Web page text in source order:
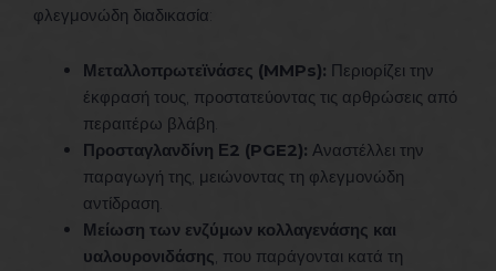
φλεγμονώδη διαδικασία:
Μεταλλοπρωτεϊνάσες (MMPs): Περιορίζει την
έκφρασή τους, προστατεύοντας τις αρθρώσεις από
περαιτέρω βλάβη.
Προσταγλανδίνη Ε2 (PGE2): Αναστέλλει την
παραγωγή της, μειώνοντας τη φλεγμονώδη
αντίδραση.
Μείωση των ενζύμων κολλαγενάσης και
υαλουρονιδάσης, που παράγονται κατά τη